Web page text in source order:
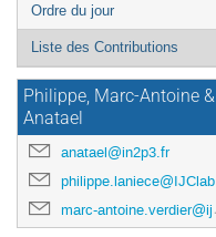
l'événement
Ordre du jour
Liste des Contributions
Philippe, Marc-Antoine &
Anatael
anatael@in2p3.fr
philippe.laniece@IJClab.in2p3.fr
marc-antoine.verdier@ijclab.in2p3.fr